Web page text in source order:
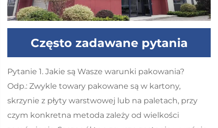
Często zadawane pytania
Pytanie 1. Jakie są Wasze warunki pakowania?
Odp.: Zwykle towary pakowane są w kartony,
skrzynie z płyty warstwowej lub na paletach, przy
czym konkretna metoda zależy od wielkości